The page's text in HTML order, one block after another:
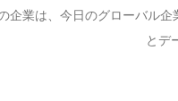
企業は、今日のグローバル
とデ